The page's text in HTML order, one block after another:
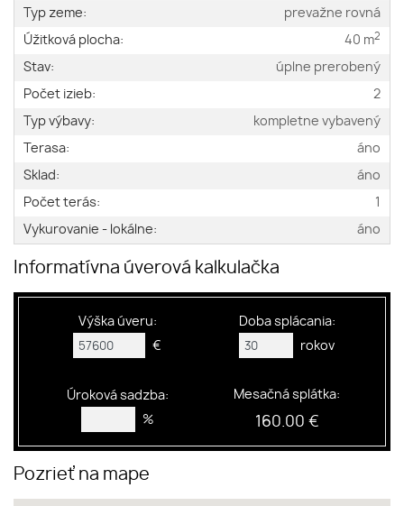
Typ zeme:
prevažne rovná
Úžitková plocha:
40 m2
Stav:
úplne prerobený
Počet izieb:
2
Typ výbavy:
kompletne vybavený
Terasa:
áno
Sklad:
áno
Počet terás:
1
Vykurovanie - lokálne:
áno
Informatívna úverová kalkulačka
Výška úveru:
€
Doba splácania:
rokov
Úroková sadzba:
%
Mesačná splátka:
160.00 €
Pozrieť na mape